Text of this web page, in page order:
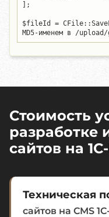
];
$fileId =
MD5-именем в /
Стоимость
разработке
сайтов на
Техническая
сайтов на CMS